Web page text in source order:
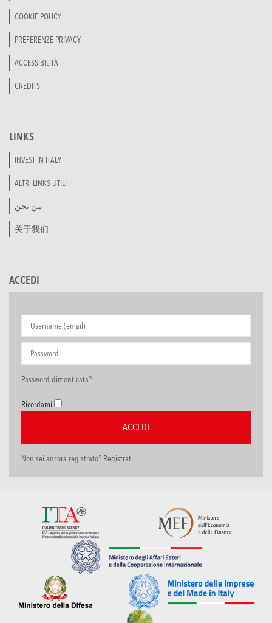
COOKIE POLICY
PREFERENZE PRIVACY
ACCESSIBILITÀ
CREDITS
LINKS
INVEST IN ITALY
ALTRI LINKS UTILI
من نحن
关于我们
ACCEDI
Password dimenticata?
Ricordami
Non sei ancora registrato? Registrati